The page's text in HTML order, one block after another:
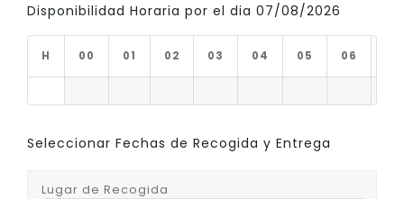
Disponibilidad Horaria por el dia 07/08/2026
H 00 01 02 03 04 05 06
Seleccionar Fechas de Recogida y Entrega
Lugar de Recogida